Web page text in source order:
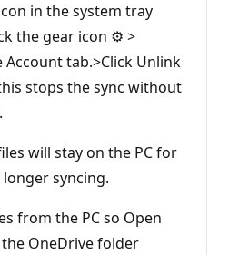
in the system tray
the gear icon ⚙️️ >
Account tab.>Click Unlink
stops the sync without
will stay on the PC for
syncing.
from the PC so Open
the OneDrive folder